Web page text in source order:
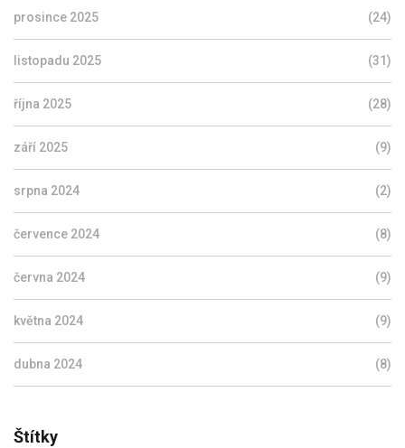
prosince 2025 (24)
listopadu 2025 (31)
října 2025 (28)
září 2025 (9)
srpna 2024 (2)
července 2024 (8)
června 2024 (9)
května 2024 (9)
dubna 2024 (8)
Štítky